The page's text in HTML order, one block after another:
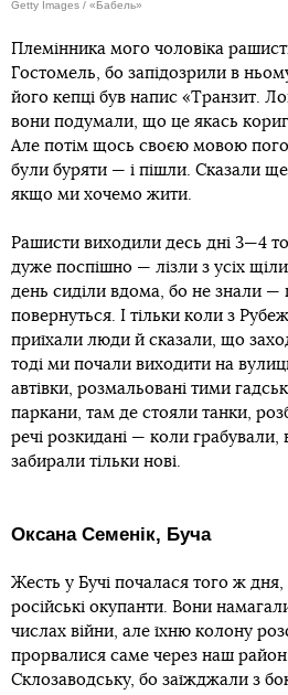
Getty Images / «Бабель»
Племінника мого чоловіка
Гостомель, бо запідозрили в
його кепці був напис «Транзит.
вони подумали, що це якась
Але потім щось своєю мовою
були буряти — і пішли. Сказали
якщо ми хочемо жити.
Рашисти виходили десь дні 3—4
дуже поспішно — лізли з усіх
день сиділи вдома, бо не знали —
повернуться. І тільки коли з
приїхали люди й сказали, що
тоді ми почали виходити на
автівки, розмальовані тими
паркани, там де стояли танки,
речі розкидані — коли
забирали тільки нові.
Оксана Семенік, Буча
Жесть у Бучі почалася того ж
російські окупанти. Вони
числах війни, але їхню колону
прорвалися саме через наш
Склозаводську, бо заїжджали з